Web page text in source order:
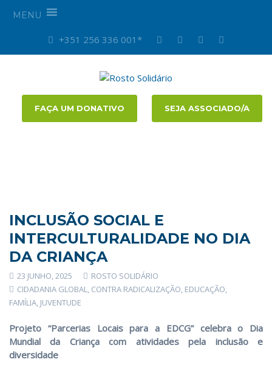
MENU
+351 256 336 001*
FAÇA UM DONATIVO SEJA ASSOCIADO/A
INCLUSÃO SOCIAL E
INTERCULTURALIDADE NO DIA
DA CRIANÇA
23 JUNHO, 2025
ROSTO SOLIDÁRIO
CIDADANIA GLOBAL, CONTRA RADICALIZAÇÃO, EDUCAÇÃO,
FAMÍLIA, JUVENTUDE
Projeto “Parcerias Locais para a EDCG” celebra o Dia
Mundial da Criança com atividades pela inclusão e
diversidade